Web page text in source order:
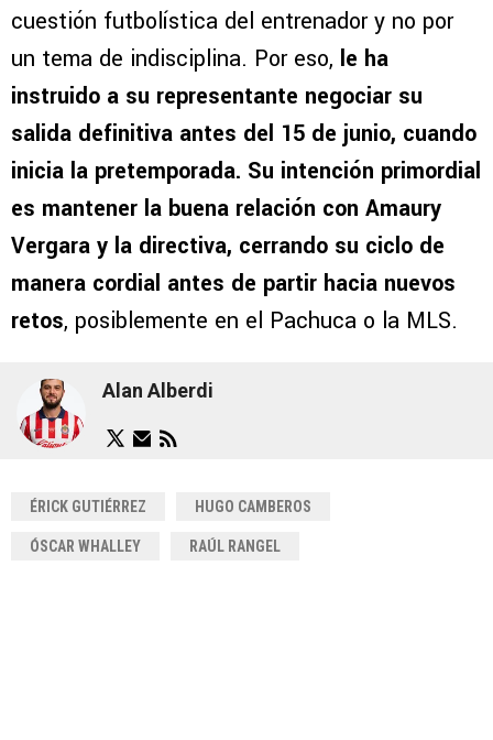
cuestión futbolística del entrenador y no por
un tema de indisciplina. Por eso, le ha
instruido a su representante negociar su
salida definitiva antes del 15 de junio, cuando
inicia la pretemporada. Su intención primordial
es mantener la buena relación con Amaury
Vergara y la directiva, cerrando su ciclo de
manera cordial antes de partir hacia nuevos
retos, posiblemente en el Pachuca o la MLS.
Alan Alberdi
ÉRICK GUTIÉRREZ HUGO CAMBEROS
ÓSCAR WHALLEY RAÚL RANGEL